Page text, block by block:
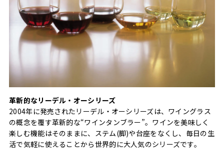
革新的なリーデル・オーシリーズ
2004年に発売されたリーデル・オーシリーズは、ワイングラス
の概念を覆す革新的な“ワインタンブラー”。ワインを美味しく
楽しむ機能はそのままに、ステム(脚)や台座をなくし、毎日の生
活で気軽に使えることから世界的に大人気のシリーズです。